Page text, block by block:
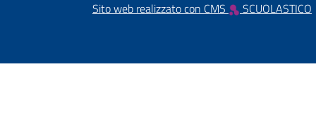
Sito web realizzato con CMS
SCUOLASTICO